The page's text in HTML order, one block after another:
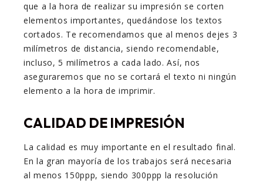
que a la hora de realizar su impresión se corten
elementos importantes, quedándose los textos
cortados. Te recomendamos que al menos dejes 3
milímetros de distancia, siendo recomendable,
incluso, 5 milímetros a cada lado. Así, nos
aseguraremos que no se cortará el texto ni ningún
elemento a la hora de imprimir.
CALIDAD DE IMPRESIÓN
La calidad es muy importante en el resultado final.
En la gran mayoría de los trabajos será necesaria
al menos 150ppp, siendo 300ppp la resolución